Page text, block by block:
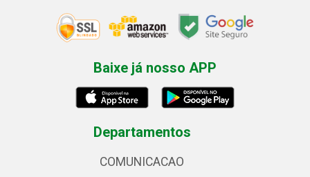
Baixe já nosso APP
Departamentos
COMUNICACAO